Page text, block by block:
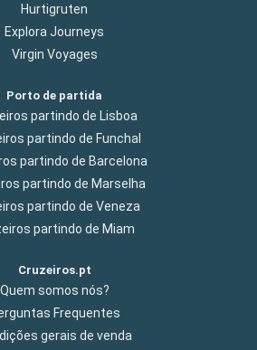
Hurtigruten
Explora Journeys
Virgin Voyages
Porto de partida
partindo de Lisboa
partindo de Funchal
partindo de Barcelona
partindo de Marselha
partindo de Veneza
partindo de Miam
Cruzeiros.pt
Quem somos nós?
Frequentes
gerais de venda